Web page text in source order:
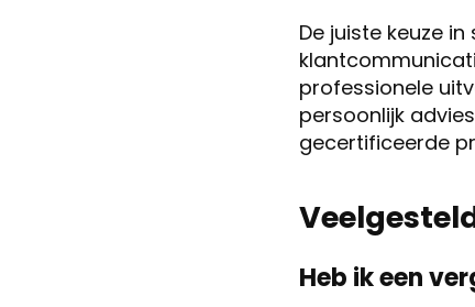
De juiste keuze
professionele
persoonlijk
gecertificeerde
Heb ik een